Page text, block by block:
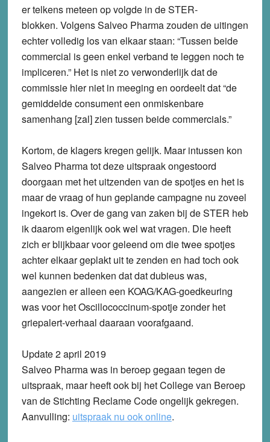
er telkens meteen op volgde in de STER-
blokken. Volgens Salveo Pharma zouden de uitingen
echter volledig los van elkaar staan: “Tussen beide
commercial is geen enkel verband te leggen noch te
impliceren.” Het is niet zo verwonderlijk dat de
commissie hier niet in meeging en oordeelt dat “de
gemiddelde consument een onmiskenbare
samenhang [zal] zien tussen beide commercials.”
Kortom, de klagers kregen gelijk. Maar intussen kon
Salveo Pharma tot deze uitspraak ongestoord
doorgaan met het uitzenden van de spotjes en het is
maar de vraag of hun geplande campagne nu zoveel
ingekort is. Over de gang van zaken bij de STER heb
ik daarom eigenlijk ook wel wat vragen. Die heeft
zich er blijkbaar voor geleend om die twee spotjes
achter elkaar geplakt uit te zenden en had toch ook
wel kunnen bedenken dat dat dubieus was,
aangezien er alleen een KOAG/KAG-goedkeuring
was voor het Oscillococcinum-spotje zonder het
griepalert-verhaal daaraan voorafgaand.
Update 2 april 2019
Salveo Pharma was in beroep gegaan tegen de
uitspraak, maar heeft ook bij het College van Beroep
van de Stichting Reclame Code ongelijk gekregen.
Aanvulling: uitspraak nu ook online.